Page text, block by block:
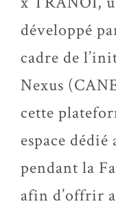
développé
cadre de
Nexus
cette
espace
pendant la
afin d’offrir